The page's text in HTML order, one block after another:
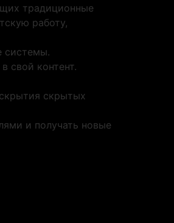
традиционные
работу,
системы.
свой контент.
скрытых
и получать новые